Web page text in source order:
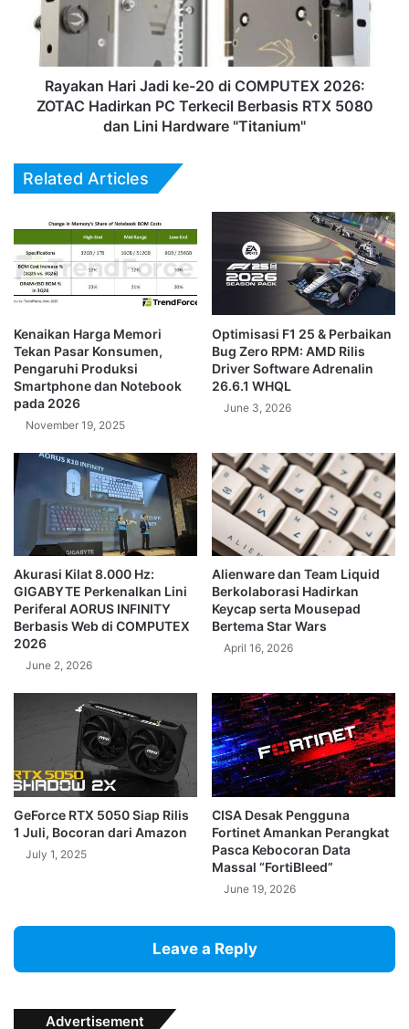
COMPUTEX
ZOTAC
Hadirkan
RTX
5080
dan
"Titanium"
Rayakan Hari Jadi ke-20 di COMPUTEX 2026:
ZOTAC Hadirkan PC Terkecil Berbasis RTX 5080
dan Lini Hardware "Titanium"
Related Articles
Kenaikan Harga Memori
Tekan Pasar Konsumen,
Pengaruhi Produksi
Smartphone dan Notebook
pada 2026
November 19, 2025
Optimisasi F1 25 & Perbaikan
Bug Zero RPM: AMD Rilis
Driver Software Adrenalin
26.6.1 WHQL
June 3, 2026
Akurasi Kilat 8.000 Hz:
GIGABYTE Perkenalkan Lini
Periferal AORUS INFINITY
Berbasis Web di COMPUTEX
2026
June 2, 2026
Alienware dan Team Liquid
Berkolaborasi Hadirkan
Keycap serta Mousepad
Bertema Star Wars
April 16, 2026
GeForce RTX 5050 Siap Rilis
1 Juli, Bocoran dari Amazon
July 1, 2025
CISA Desak Pengguna
Fortinet Amankan Perangkat
Pasca Kebocoran Data
Massal “FortiBleed”
June 19, 2026
Leave a Reply
Advertisement